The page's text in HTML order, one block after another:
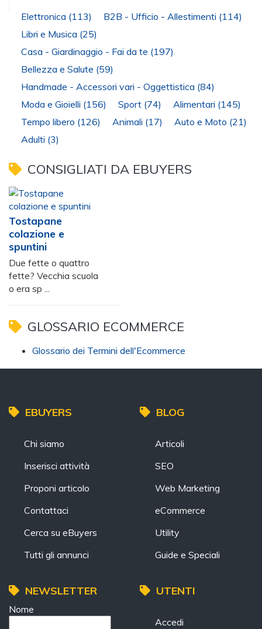
Elettronica (113) B2B - Ufficio - Allestimenti (114)
Libri e Musica (25)
Casa - Giardinaggio - Fai da te (197)
Bellezza e Salute (59)
Handmade - Accessori vari - Oggettistica (84)
Moda e Gioielli (156) Sport (74) Alimentari (145)
Tempo libero (126) Animali (17) Auto e Moto (21)
Adulti (3)
CONSIGLIATI DA EBUYERS
Tostapane
colazione e
spuntini
Due fette o quattro
fette? Vecchia scuola
o era sp ...
GLOSSARIO ECOMMERCE
Glossario dei Termini dell'Ecommerce
EBUYERS
Chi siamo
Inserisci attività
Proponi articolo
Contattaci
Cerca su eBuyers
Tutti gli annunci
BLOG
Articoli
SEO
Web Marketing
eCommerce
Utility
Guide e Speciali
NEWSLETTER
Nome
UTENTI
Accedi